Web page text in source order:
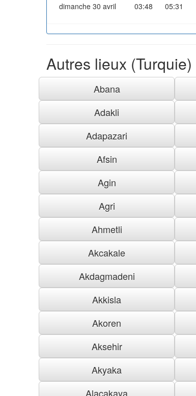
dimanche 30 avril
03:48 05:31
Autres lieux (Turquie)
Abana
Adakli
Adapazari
Afsin
Agin
Agri
Ahmetli
Akcakale
Akdagmadeni
Akkisla
Akoren
Aksehir
Akyaka
Alacakaya